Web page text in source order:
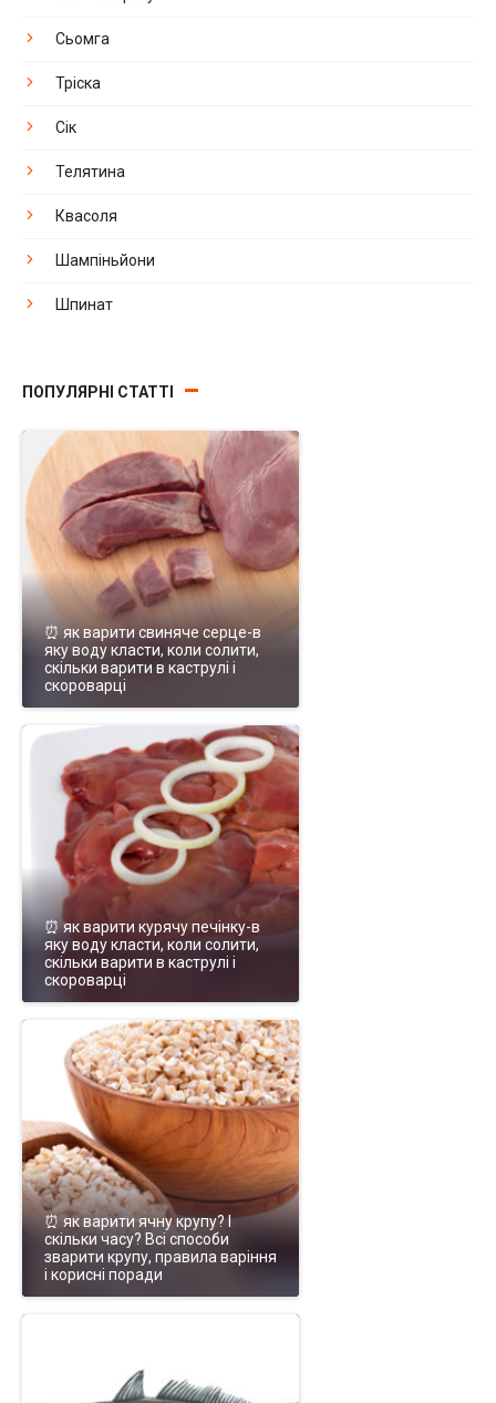
Сьомга
Тріска
Сік
Телятина
Квасоля
Шампіньйони
Шпинат
ПОПУЛЯРНІ СТАТТІ
⏰ як варити свиняче серце-в
яку воду класти, коли солити,
скільки варити в каструлі і
скороварці
⏰ як варити курячу печінку-в
яку воду класти, коли солити,
скільки варити в каструлі і
скороварці
⏰ як варити ячну крупу? І
скільки часу? Всі способи
зварити крупу, правила варіння
і корисні поради